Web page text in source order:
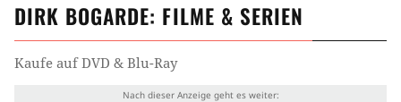
DIRK BOGARDE: FILME & SERIEN
Kaufe auf DVD & Blu-Ray